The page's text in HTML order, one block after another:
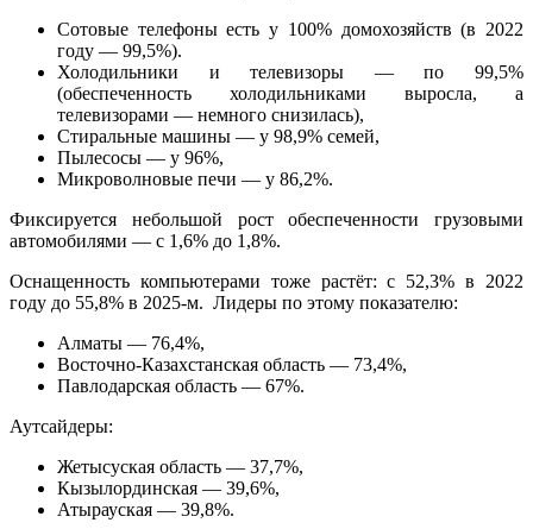
Сотовые телефоны есть у 100% домохозяйств (в 2022
году — 99,5%).
Холодильники и телевизоры — по 99,5%
(обеспеченность холодильниками выросла, а
телевизорами — немного снизилась),
Стиральные машины — у 98,9% семей,
Пылесосы — у 96%,
Микроволновые печи — у 86,2%.
Фиксируется небольшой рост обеспеченности грузовыми
автомобилями — с 1,6% до 1,8%.
Оснащенность компьютерами тоже растёт: с 52,3% в 2022
году до 55,8% в 2025-м. Лидеры по этому показателю:
Алматы — 76,4%,
Восточно-Казахстанская область — 73,4%,
Павлодарская область — 67%.
Аутсайдеры:
Жетысуская область — 37,7%,
Кызылординская — 39,6%,
Атырауская — 39,8%.